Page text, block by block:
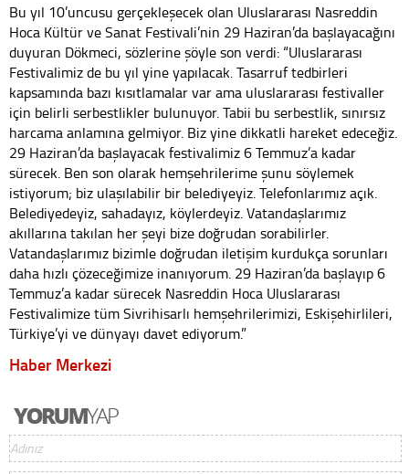
Bu yıl 10’uncusu gerçekleşecek olan Uluslararası Nasreddin
Hoca Kültür ve Sanat Festivali’nin 29 Haziran’da başlayacağını
duyuran Dökmeci, sözlerine şöyle son verdi: “Uluslararası
Festivalimiz de bu yıl yine yapılacak. Tasarruf tedbirleri
kapsamında bazı kısıtlamalar var ama uluslararası festivaller
için belirli serbestlikler bulunuyor. Tabii bu serbestlik, sınırsız
harcama anlamına gelmiyor. Biz yine dikkatli hareket edeceğiz.
29 Haziran’da başlayacak festivalimiz 6 Temmuz’a kadar
sürecek. Ben son olarak hemşehrilerime şunu söylemek
istiyorum; biz ulaşılabilir bir belediyeyiz. Telefonlarımız açık.
Belediyedeyiz, sahadayız, köylerdeyiz. Vatandaşlarımız
akıllarına takılan her şeyi bize doğrudan sorabilirler.
Vatandaşlarımız bizimle doğrudan iletişim kurdukça sorunları
daha hızlı çözeceğimize inanıyorum. 29 Haziran’da başlayıp 6
Temmuz’a kadar sürecek Nasreddin Hoca Uluslararası
Festivalimize tüm Sivrihisarlı hemşehrilerimizi, Eskişehirlileri,
Türkiye’yi ve dünyayı davet ediyorum.”
Haber Merkezi